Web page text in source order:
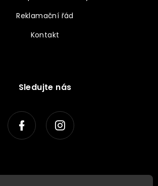
Reklamační řád
Kontakt
Sledujte nás